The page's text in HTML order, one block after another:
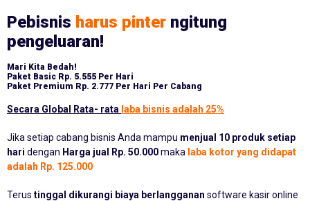
Pebisnis harus pinter ngitung
pengeluaran!
Mari Kita Bedah!
Paket Basic Rp. 5.555 Per Hari
Paket Premium Rp. 2.777 Per Hari Per Cabang
Secara Global Rata- rata laba bisnis adalah 25%
Jika setiap cabang bisnis Anda mampu menjual 10 produk setiap
hari dengan Harga jual Rp. 50.000maka laba kotor yang didapat
adalah Rp. 125.000
Terus tinggal dikurangi biaya berlangganan software kasir online